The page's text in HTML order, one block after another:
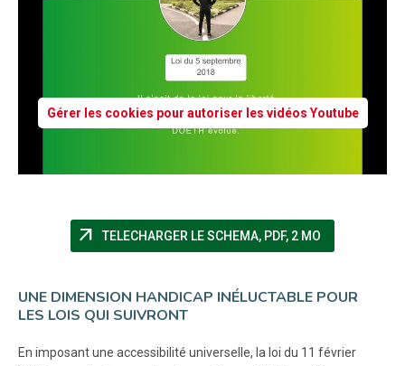
Gérer les cookies pour autoriser les vidéos Youtube
arrow_outward TELECHARGER LE SCHEMA, PDF, 2 MO(NOUVELLE
UNE DIMENSION HANDICAP INÉLUCTABLE POUR
LES LOIS QUI SUIVRONT
En imposant une accessibilité universelle, la loi du 11 février